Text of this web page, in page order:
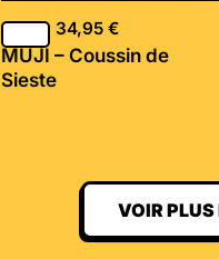
34,95 €
MUJI – Coussin de
Sieste
VOIR PLUS